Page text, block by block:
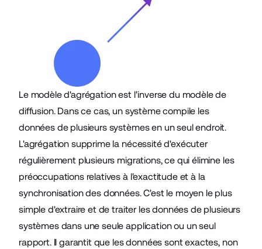
Le modèle d'agrégation est l'inverse du modèle de
diffusion. Dans ce cas, un système compile les
données de plusieurs systèmes en un seul endroit.
L'agrégation supprime la nécessité d'exécuter
régulièrement plusieurs migrations, ce qui élimine les
préoccupations relatives à l'exactitude et à la
synchronisation des données. C'est le moyen le plus
simple d'extraire et de traiter les données de plusieurs
systèmes dans une seule application ou un seul
rapport. Il garantit que les données sont exactes, non